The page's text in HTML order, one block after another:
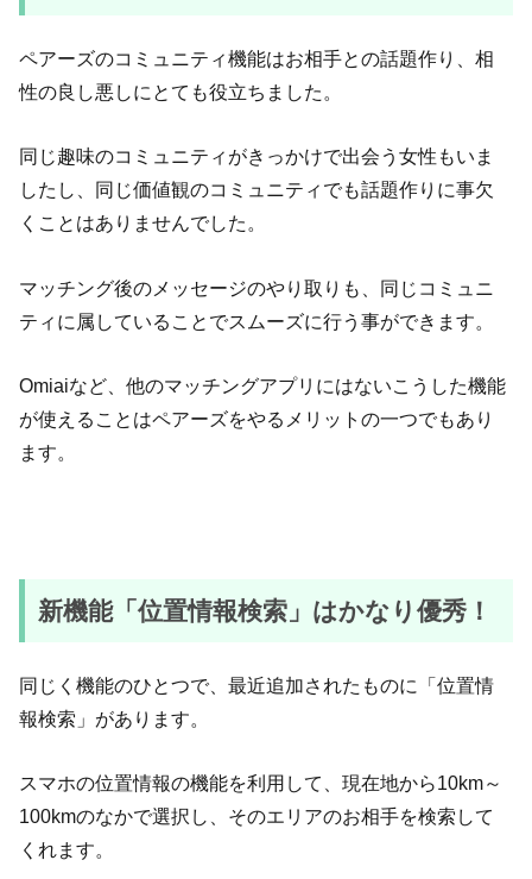
ペアーズのコミュニティ機能はお相手との話題作り、相
性の良し悪しにとても役立ちました。
同じ趣味のコミュニティがきっかけで出会う女性もいま
したし、同じ価値観のコミュニティでも話題作りに事欠
くことはありませんでした。
マッチング後のメッセージのやり取りも、同じコミュニ
ティに属していることでスムーズに行う事ができます。
Omiaiなど、他のマッチングアプリにはないこうした機能
が使えることはペアーズをやるメリットの一つでもあり
ます。
新機能「位置情報検索」はかなり優秀！
同じく機能のひとつで、最近追加されたものに「位置情
報検索」があります。
スマホの位置情報の機能を利用して、現在地から10km～
100kmのなかで選択し、そのエリアのお相手を検索して
くれます。